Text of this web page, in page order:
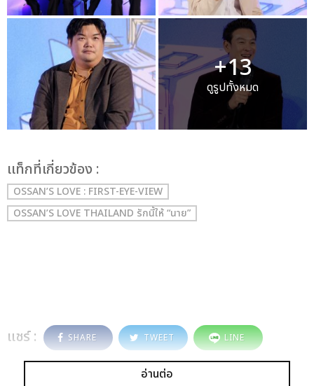
+13
ดูรูปทั้งหมด
เเท็กที่เกี่ยวข้อง :
OSSAN’S LOVE : FIRST-EYE-VIEW
OSSAN’S LOVE THAILAND รักนี้ให้ “นาย”
แชร์ : SHARE TWEET LINE
อ่านต่อ